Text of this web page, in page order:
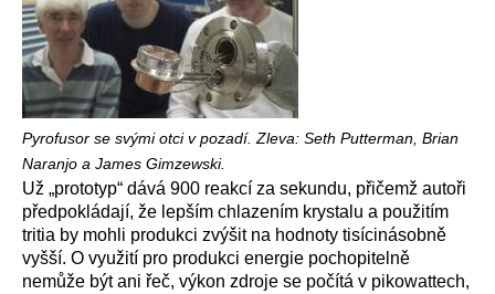
Pyrofusor se svými otci v pozadí. Zleva: Seth Putterman, Brian
Naranjo a James Gimzewski.
Už „prototyp“ dává 900 reakcí za sekundu, přičemž autoři
předpokládají, že lepším chlazením krystalu a použitím
tritia by mohli produkci zvýšit na hodnoty tisícinásobně
vyšší. O využití pro produkci energie pochopitelně
nemůže být ani řeč, výkon zdroje se počítá v pikowattech,